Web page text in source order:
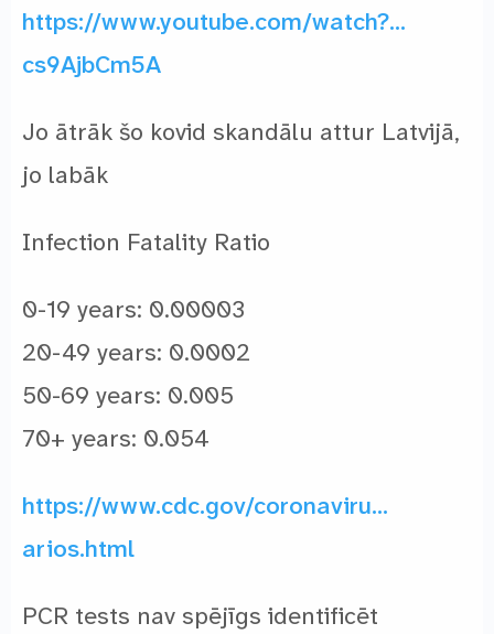
https://www.youtube.com/watch?…
cs9AjbCm5A
Jo ātrāk šo kovid skandālu attur Latvijā,
jo labāk
Infection Fatality Ratio
0-19 years: 0.00003
20-49 years: 0.0002
50-69 years: 0.005
70+ years: 0.054
https://www.cdc.gov/coronaviru…
arios.html
PCR tests nav spējīgs identificēt